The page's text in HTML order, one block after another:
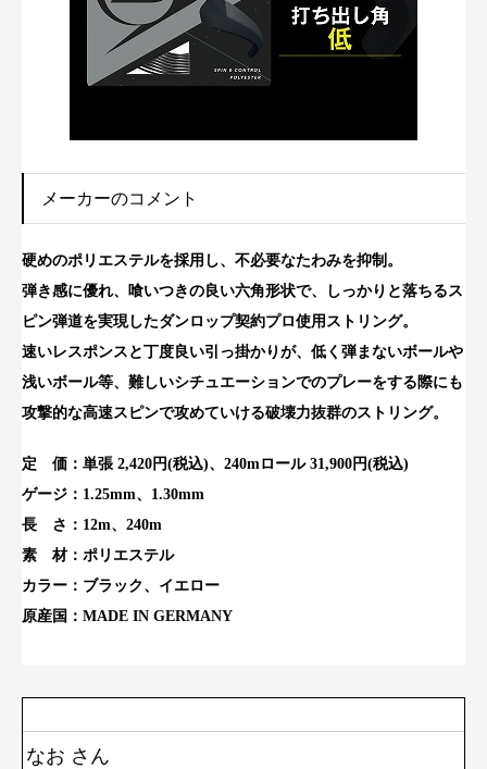
メーカーのコメント
硬めのポリエステルを採用し、不必要なたわみを抑制。
弾き感に優れ、喰いつきの良い六角形状で、しっかりと落ちるス
ピン弾道を実現したダンロップ契約プロ使用ストリング。
速いレスポンスと丁度良い引っ掛かりが、低く弾まないボールや
浅いボール等、難しいシチュエーションでのプレーをする際にも
攻撃的な高速スピンで攻めていける破壊力抜群のストリング。
定 価：単張 2,420円(税込)、240mロール 31,900円(税込)
ゲージ：1.25mm、1.30mm
長 さ：12m、240m
素 材：ポリエステル
カラー：ブラック、イエロー
原産国：MADE IN GERMANY
なお さん